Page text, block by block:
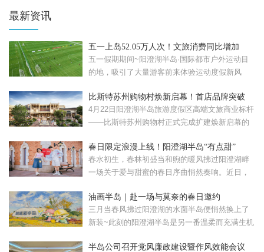
最新资讯
五一上岛52.05万人次！文旅消费同比增加
57.08%！
五一假期期间~阳澄湖半岛·国际都市户外运动目
的地，吸引了大量游客前来体验运动度假新风
比斯特苏州购物村焕新启幕！首店品牌突破
120家
4月22日阳澄湖半岛旅游度假区高端文旅商业标杆
——比斯特苏州购物村正式完成扩建焕新启幕的
春日限定浪漫上线！阳澄湖半岛“有点甜”
春水初生，春林初盛当和煦的暖风拂过阳澄湖畔
一场关于爱与甜蜜的春日序曲悄然奏响。近日，
油画半岛｜赴一场与莫奈的春日邀约
三月当春风拂过阳澄湖的水面半岛便悄然换上了
新装~此刻的阳澄湖半岛是另一番温柔而充满生机
半岛公司召开党风廉政建设暨作风效能会议